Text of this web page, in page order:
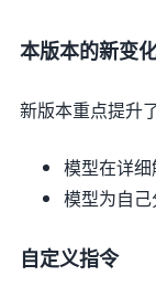
本版本的新变
新版本重点提升
模型在详
模型为自
自定义指令